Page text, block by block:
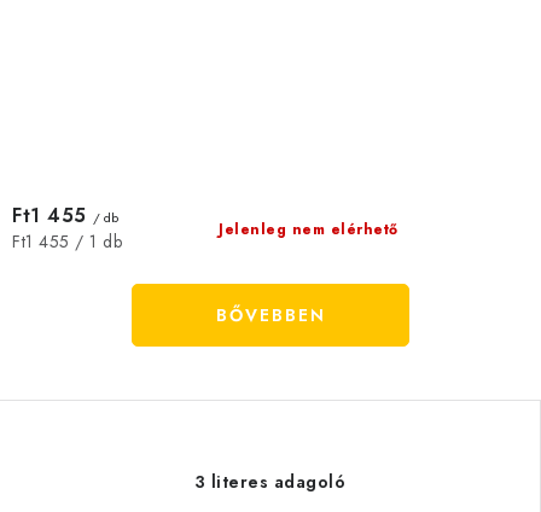
Jelenleg nem elérhető
Ft1 455 / db
Egységár:
Ft1 455 / 1 db
BŐVEBBEN
3 literes adagoló